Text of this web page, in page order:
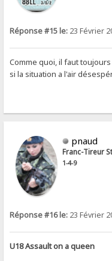
Réponse #15 le: 23 Février
Comme quoi, il faut
si la situation a l'air
pnaud
Franc-Tireur
1-4-9
Réponse #16 le: 23 Février
U18 Assault on a queen